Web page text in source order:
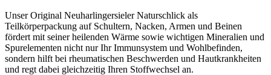
Unser Original Neuharlingersieler Naturschlick als
Teilkörperpackung auf Schultern, Nacken, Armen und Beinen
fördert mit seiner heilenden Wärme sowie wichtigen Mineralien und
Spurelementen nicht nur Ihr Immunsystem und Wohlbefinden,
sondern hilft bei rheumatischen Beschwerden und Hautkrankheiten
und regt dabei gleichzeitig Ihren Stoffwechsel an.